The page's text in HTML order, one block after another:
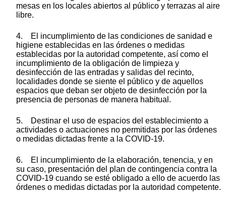
mesas en los locales abiertos al público y terrazas al aire
libre.
4. El incumplimiento de las condiciones de sanidad e
higiene establecidas en las órdenes o medidas
establecidas por la autoridad competente, así como el
incumplimiento de la obligación de limpieza y
desinfección de las entradas y salidas del recinto,
localidades donde se siente el público y de aquellos
espacios que deban ser objeto de desinfección por la
presencia de personas de manera habitual.
5. Destinar el uso de espacios del establecimiento a
actividades o actuaciones no permitidas por las órdenes
o medidas dictadas frente a la COVID-19.
6. El incumplimiento de la elaboración, tenencia, y en
su caso, presentación del plan de contingencia contra la
COVID-19 cuando se esté obligado a ello de acuerdo las
órdenes o medidas dictadas por la autoridad competente.